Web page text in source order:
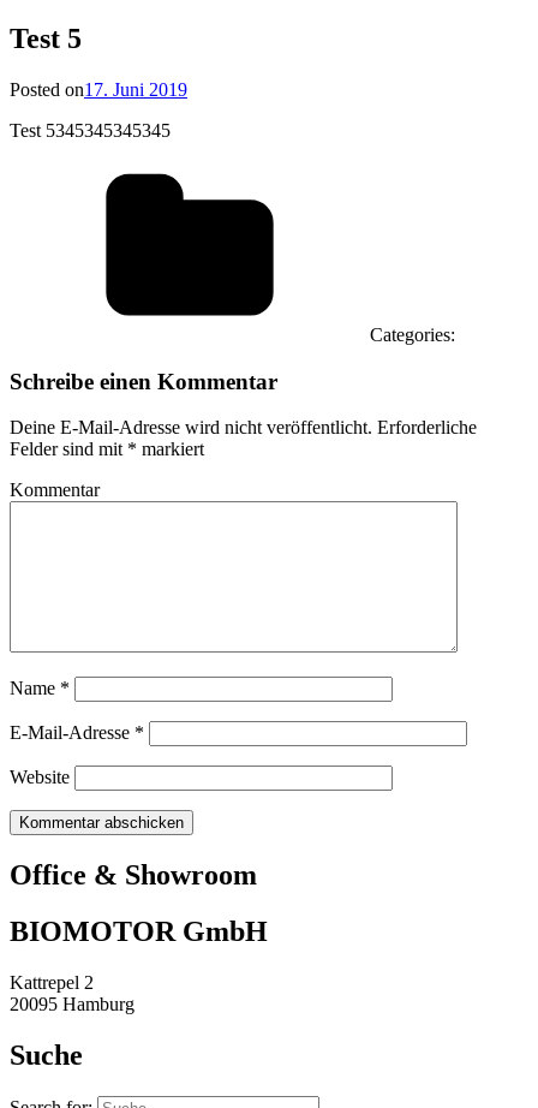
Test 5
Posted on17. Juni 2019
Test 5345345345345
Categories:
Schreibe einen Kommentar
Deine E-Mail-Adresse wird nicht veröffentlicht. Erforderliche
Felder sind mit * markiert
Kommentar
Name *
E-Mail-Adresse *
Website
Office & Showroom
BIOMOTOR GmbH
Kattrepel 2
20095 Hamburg
Suche